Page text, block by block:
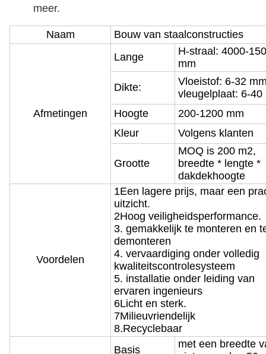
meer.
Naam Bouw van staalconstructies
Afmetingen
Lange
H-straal: 4000-
mm
Dikte:
Vloeistof: 6-32
vleugelplaat: 6-40
Hoogte
200-1200 mm
Kleur
Volgens klanten
Grootte
MOQ is 200 m2,
breedte * lengte *
dakdekhoogte
Voordelen
1Een lagere prijs, maar een
uitzicht.
2Hoog veiligheidsperformance.
3. gemakkelijk te monteren en
demonteren
4. vervaardiging onder volledig
kwaliteitscontrolesysteem
5. installatie onder leiding van
ervaren ingenieurs
6Licht en sterk.
7Milieuvriendelijk
8.Recyclebaar
Basis
met een breedte